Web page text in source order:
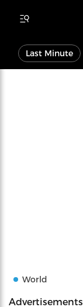
Last Minute
World
Advertisements